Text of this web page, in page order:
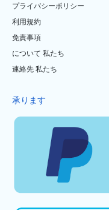
プライバシーポリシー
利用規約
免責事項
について 私たち
連絡先 私たち
承ります